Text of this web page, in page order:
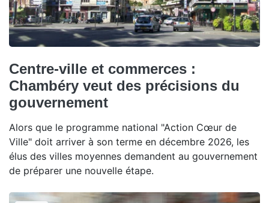
Centre-ville et commerces :
Chambéry veut des précisions du
gouvernement
Alors que le programme national "Action Cœur de
Ville" doit arriver à son terme en décembre 2026, les
élus des villes moyennes demandent au gouvernement
de préparer une nouvelle étape.